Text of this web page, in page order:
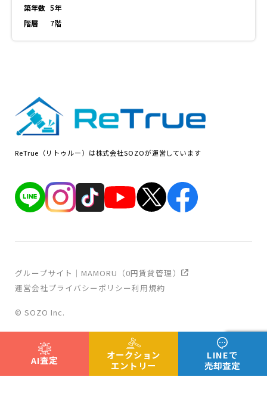
築年数 5年
階層
7階
AI査定
オークション
エントリー
LINEで
売却査定
ReTrue（リトゥルー）は株式会社SOZOが運営しています
運営会社プライバシーポリシー利用規約
グループサイト｜MAMORU（0円賃貸管理）
© SOZO Inc.